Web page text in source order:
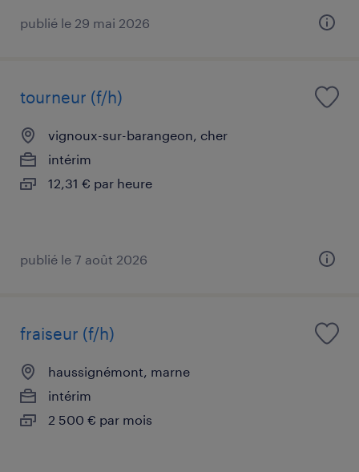
publié le 29 mai 2026
tourneur (f/h)
vignoux-sur-barangeon, cher
intérim
12,31 € par heure
publié le 7 août 2026
fraiseur (f/h)
haussignémont, marne
intérim
2 500 € par mois